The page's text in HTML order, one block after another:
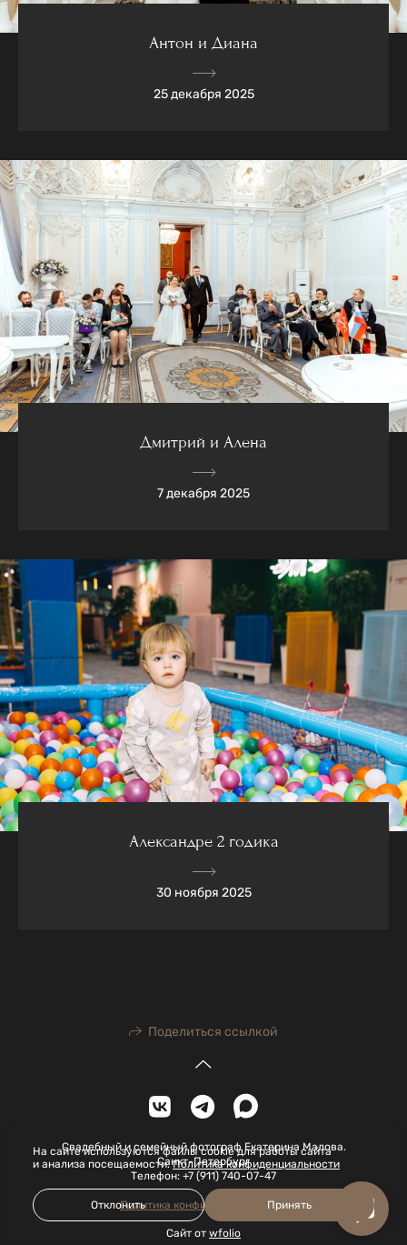
Антон и Диана
25 декабря 2025
Дмитрий и Алена
7 декабря 2025
Александре 2 годика
30 ноября 2025
Поделиться ссылкой
Свадебный и семейный фотограф Екатерина Малова.
Санкт-Петербург
Телефон: +7 (911) 740-07-47
Политика конфиденциальности
Сайт от wfolio
На сайте используются файлы cookie для работы сайта
и анализа посещаемости.Политика конфиденциальности
Отклонить Принять